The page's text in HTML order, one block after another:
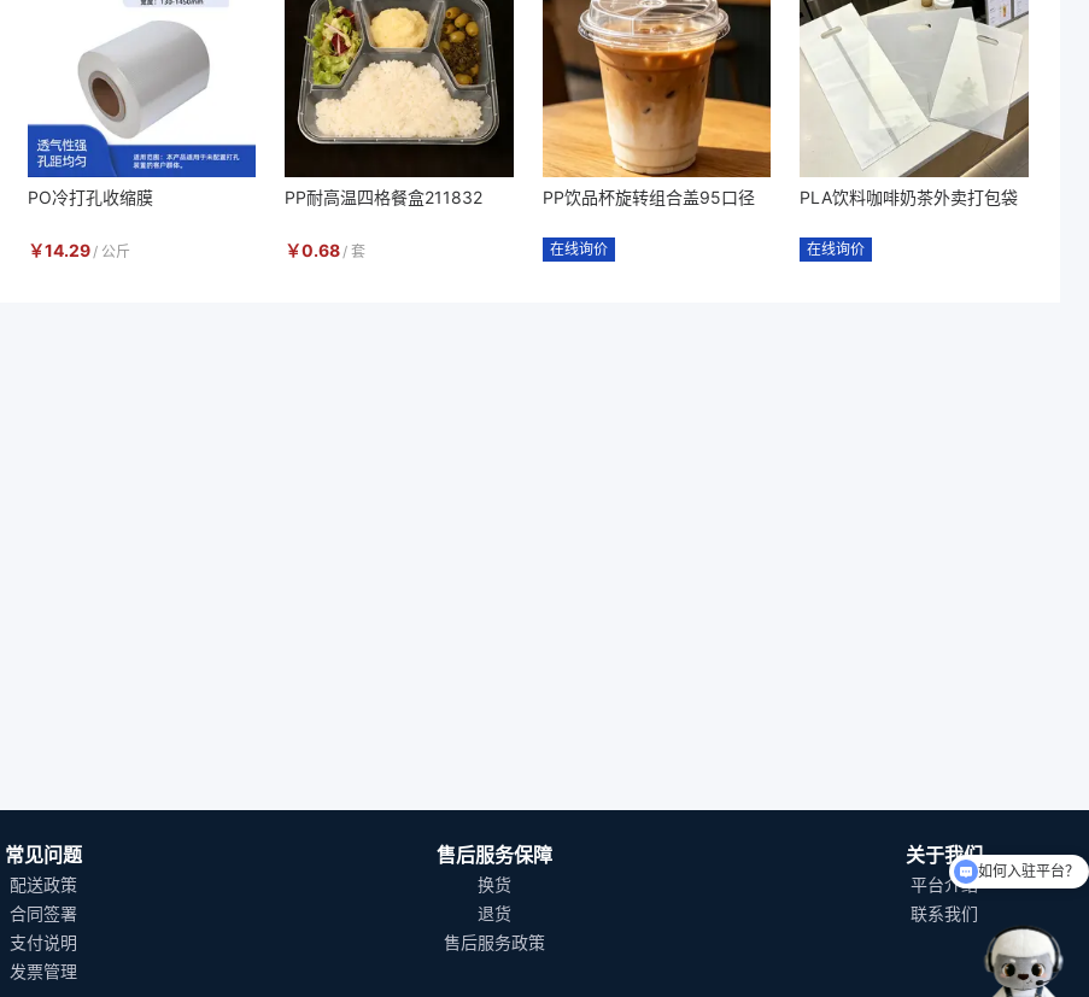
PO冷打孔收缩膜
￥14.29/ 公斤
PP耐高温四格餐盒211832
￥0.68/ 套
PP饮品杯旋转组合盖95口径
在线询价
PLA饮料咖啡奶茶外卖打包袋
在线询价
常见问题
配送政策
合同签署
支付说明
发票管理
售后服务保障
换货
退货
售后服务政策
关于我们
平台介绍
联系我们
如何入驻平台？